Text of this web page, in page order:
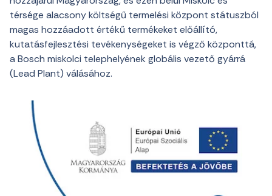
térsége alacsony költségű termelési központ státuszból
magas hozzáadott értékű termékeket előállító,
kutatásfejlesztési tevékenységeket is végző központtá,
a Bosch miskolci telephelyének globális vezető gyárrá
(Lead Plant) válásához.